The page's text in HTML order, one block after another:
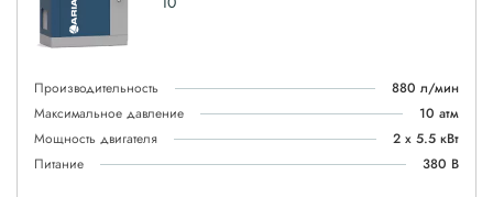
Производительность
880 л/мин
Максимальное давление
10 атм
Мощность двигателя
2 х 5.5 кВт
Питание
380 В